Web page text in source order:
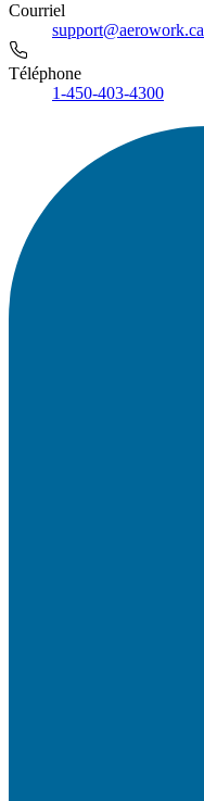
Courriel
support@aerowork.ca
Téléphone
1-450-403-4300